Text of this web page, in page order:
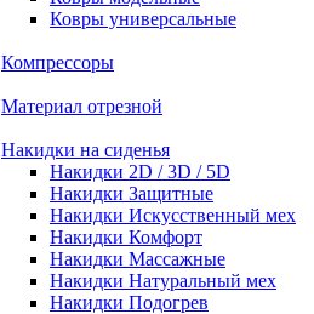
Ковры универсальные
Компрессоры
Материал отрезной
Накидки на сиденья
Накидки 2D / 3D / 5D
Накидки Защитные
Накидки Искусственный мех
Накидки Комфорт
Накидки Массажные
Накидки Натуральный мех
Накидки Подогрев